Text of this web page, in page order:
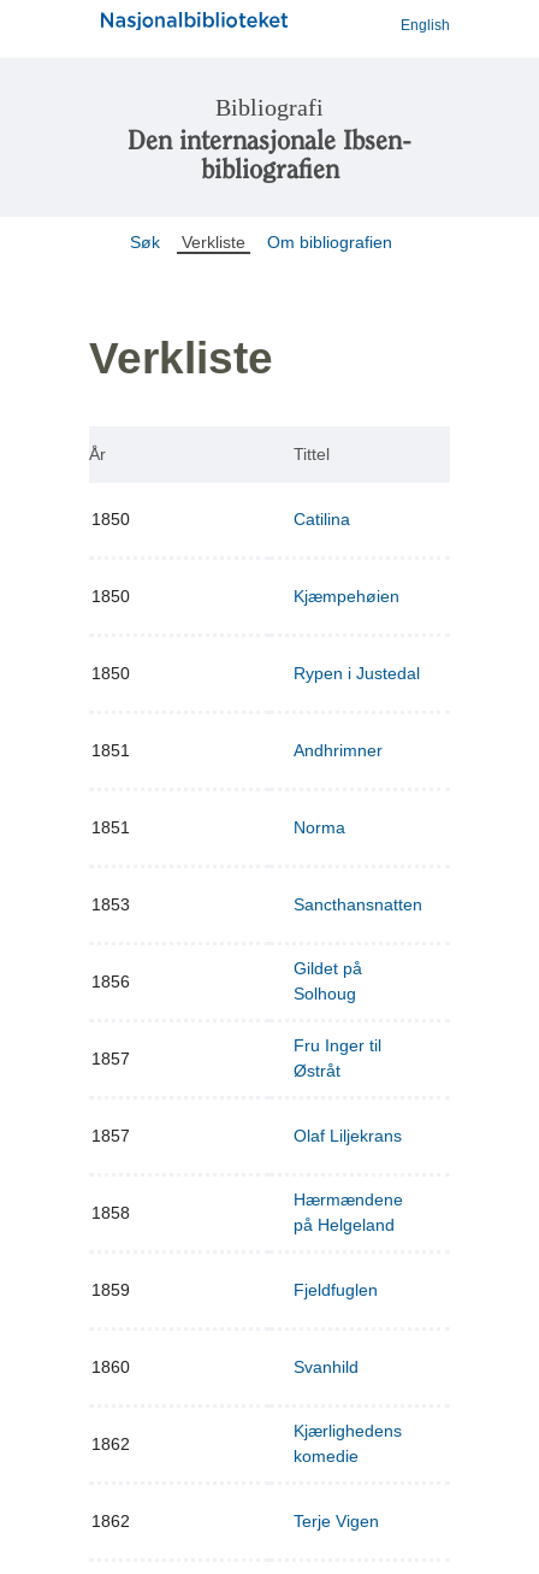
English
Bibliografi
Den internasjonale Ibsen-
bibliografien
Søk Verkliste Om bibliografien
Verkliste
År Tittel
1850 Catilina
1850 Kjæmpehøien
1850 Rypen i Justedal
1851 Andhrimner
1851 Norma
1853 Sancthansnatten
1856
Gildet på
Solhoug
1857
Fru Inger til
Østråt
1857 Olaf Liljekrans
1858
Hærmændene
på Helgeland
1859 Fjeldfuglen
1860 Svanhild
1862
Kjærlighedens
komedie
1862 Terje Vigen